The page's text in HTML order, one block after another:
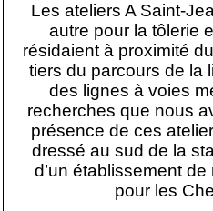
Les ateliers A Saint-
autre pour la tôlerie
résidaient à proximité
tiers du parcours de la
des lignes à voies
recherches que nous
présence de ces
dressé au sud de la
d’un établissement
pour les